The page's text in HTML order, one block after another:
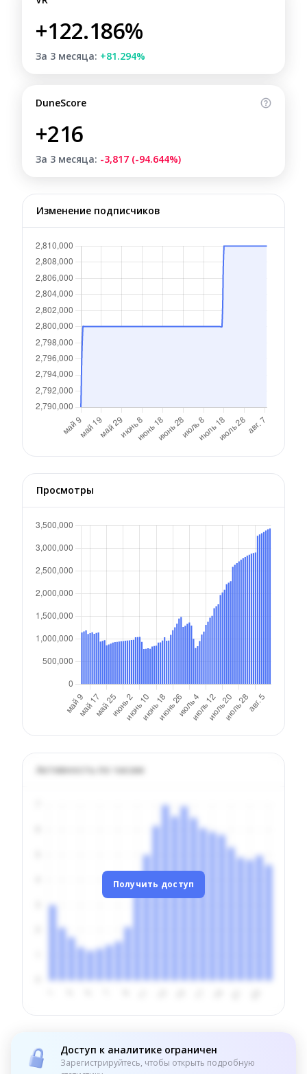
+122.186%
За 3 месяца: +81.294%
DuneScore
+216
За 3 месяца: -3,817 (-94.644%)
Изменение подписчиков
Просмотры
Активность по часам
Получить доступ
Доступ к аналитике ограничен
Зарегистрируйтесь, чтобы открыть подробную